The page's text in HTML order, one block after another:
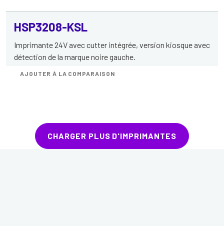
HSP3208-KSL
Imprimante 24V avec cutter intégrée, version kiosque avec
détection de la marque noire gauche.
AJOUTER À LA COMPARAISON
CHARGER PLUS D'IMPRIMANTES